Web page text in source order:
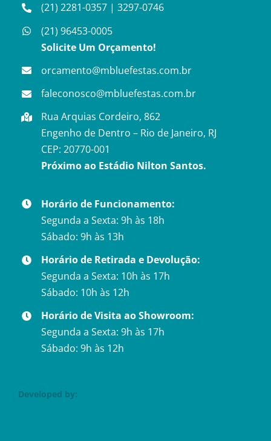
(21) 2281-0357 |3297-0746
(21) 96453-0005
Solicite Um Orçamento!
orcamento@mbluefestas.com.br
faleconosco@mbluefestas.com.br
Rua Arquias Cordeiro, 862
Engenho de Dentro – Rio de Janeiro, RJ
CEP: 20770-001
Próximo ao Estádio Nilton Santos.
Horário de Funcionamento:
Segunda a Sexta: 9h às 18h
Sábado: 9h às 13h
Horário de Retirada e Devolução:
Segunda a Sexta: 10h às 17h
Sábado: 10h às 12h
Horário de Visita ao Showroom:
Segunda a Sexta: 9h às 17h
Sábado: 9h às 12h
Developed by: